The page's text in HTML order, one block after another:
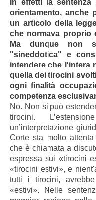
In effetti la
orientamento, anche
un articolo della
che normava proprio
Ma dunque non
"sineddotica" e
intendere che l'intera
quella dei tirocini
ogni finalità
competenza
No. Non si può
tirocini.
un’interpretazione
Corte sta molto
che è chiamata a
espressa sui «tirocini
«tirocini estivi», e
tutti i tirocini,
«estivi». Nelle